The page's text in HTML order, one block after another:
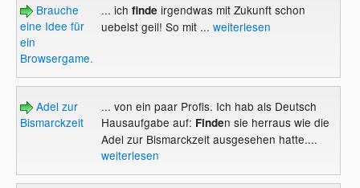
Brauche
eine Idee für
ein
Browsergame...
... ich finde irgendwas mit Zukunft schon
uebelst geil! So mit ... weiterlesen
Adel zur
Bismarckzeit
... von ein paar Profis. Ich hab als Deutsch
Hausaufgabe auf: Finden sie herraus wie die
Adel zur Bismarckzeit ausgesehen hatte....
weiterlesen